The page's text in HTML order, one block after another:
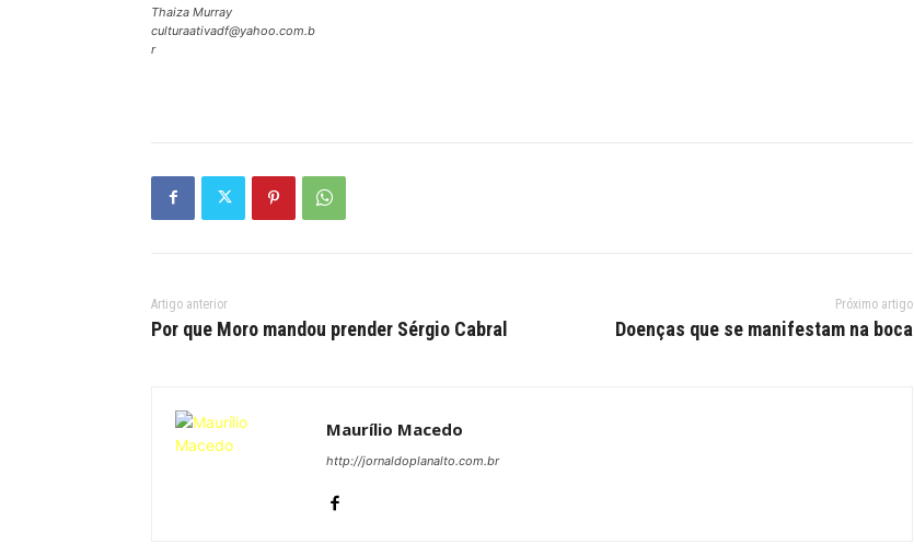
Thaiza Murray
culturaativadf@yahoo.com.b
r
Artigo anterior
Por que Moro mandou prender Sérgio Cabral
Próximo artigo
Doenças que se manifestam na boca
Maurílio Macedo
http://jornaldoplanalto.com.br